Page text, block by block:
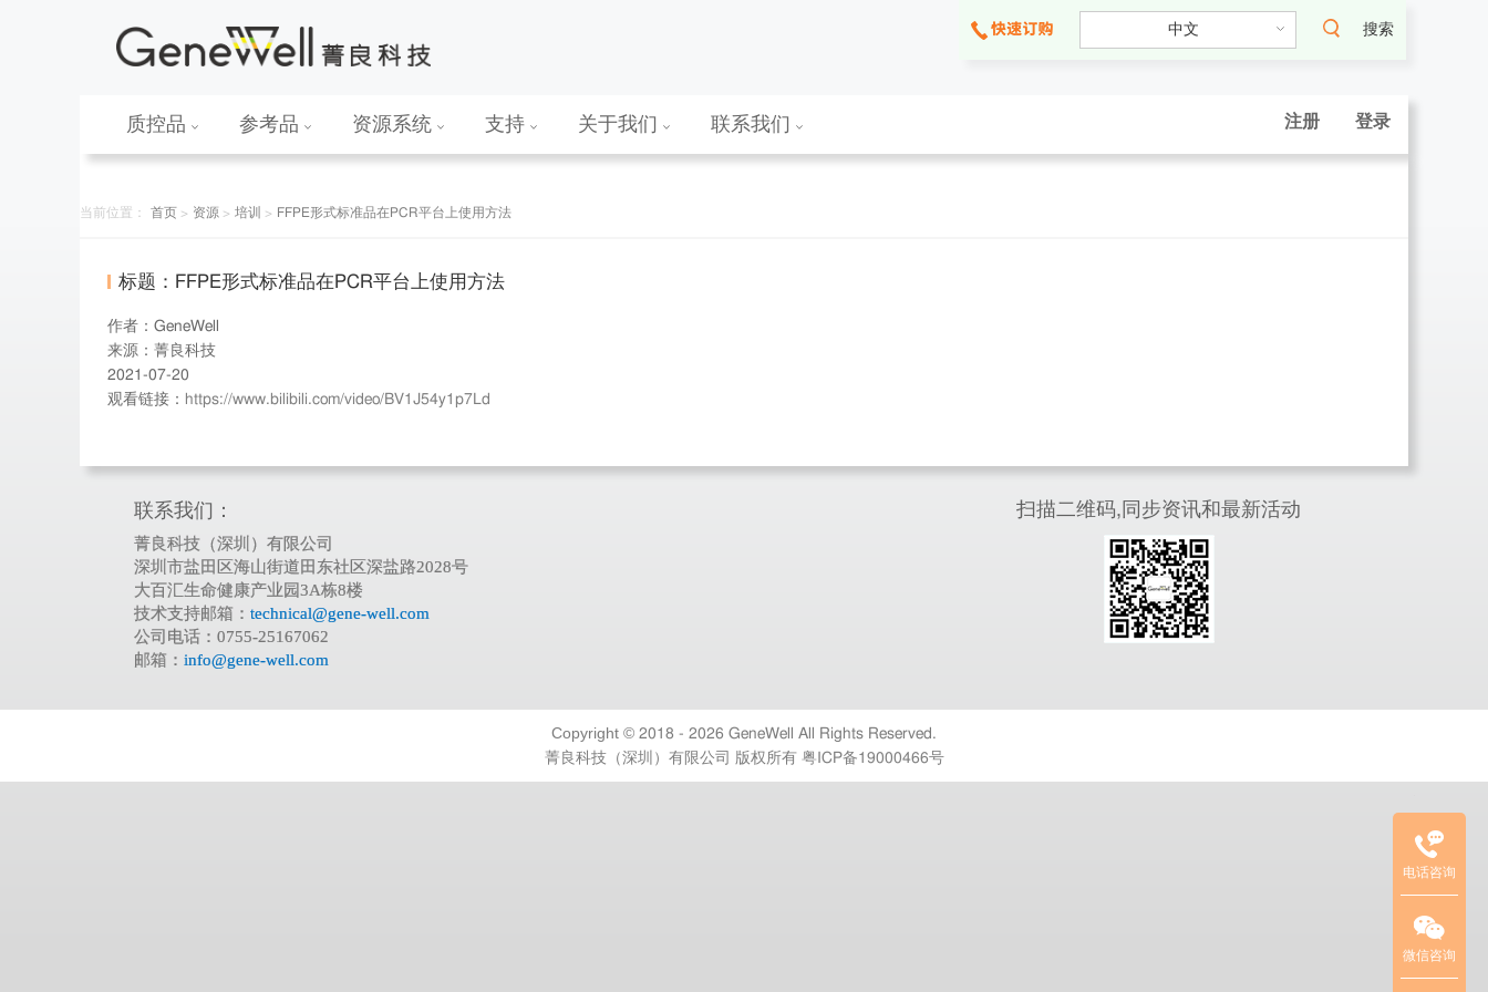
电话咨询
微信咨询
项
目
系
方
式：
搜索
质控品 参考品 资源系统 支持 关于我们 联系我们 登录
注册
当前位置： 首页 > 资源 > 培训 > FFPE形式标准品在PCR平台上使用方法
标题：FFPE形式标准品在PCR平台上使用方法
作者：GeneWell
来源：菁良科技
2021-07-20
观看链接： https://www.bilibili.com/video/BV1J54y1p7Ld
联系我们：
菁良科技（深圳）有限公司
深圳市盐田区海山街道田东社区深盐路2028号
大百汇生命健康产业园3A栋8楼
技术支持邮箱： technical@gene-well.com
公司电话：0755-25167062
邮箱： info@gene-well.com
扫描二维码,同步资讯和最新活动
Copyright © 2018 - 2026 GeneWell All Rights Reserved.
菁良科技（深圳）有限公司 版权所有 粤ICP备19000466号